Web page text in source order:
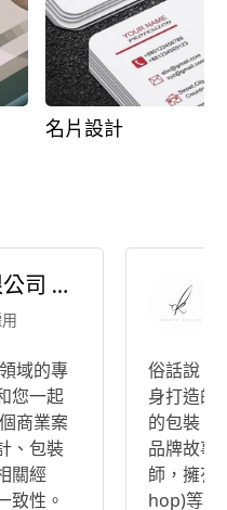
名片設計
和你設計有限公司 Hannee Design
域的專
您一起
商業案
、包裝
關經
致性。
俗話說，
身打造的
的包裝。
品牌故事
師，擁有
hop)等專